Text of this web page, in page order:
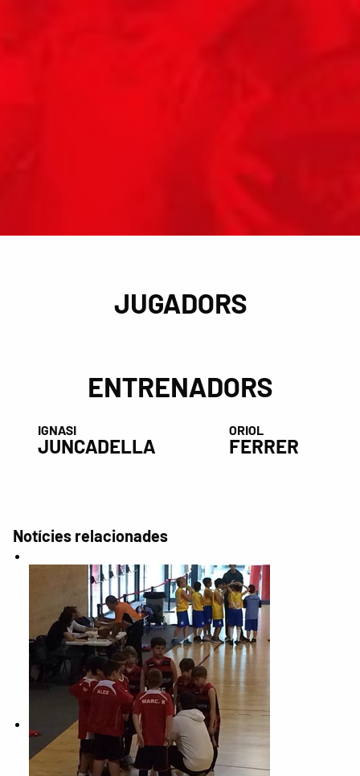
JUGADORS
ENTRENADORS
IGNASI
JUNCADELLA
ORIOL
FERRER
Notícies relacionades